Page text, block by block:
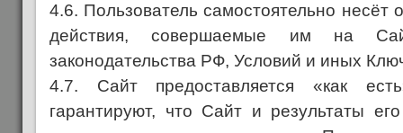
4.6. Пользователь самостоятельно несёт
действия, совершаемые им на
законодательства РФ, Условий и иных
4.7. Сайт предоставляется «как
гарантируют, что Сайт и результаты